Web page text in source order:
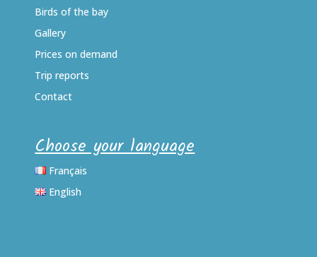
Birds of the bay
Gallery
Prices on demand
Trip reports
Contact
Choose your language
Français
English